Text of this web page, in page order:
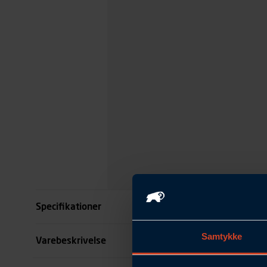
Samtykke
Specifikationer
Størrelse
Varebeskrivelse